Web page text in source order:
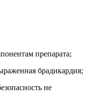
препарата;
брадикардия;
не